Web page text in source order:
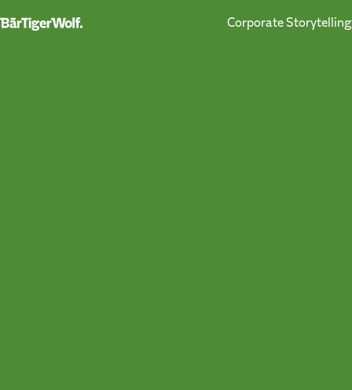
Corporate Storytelling